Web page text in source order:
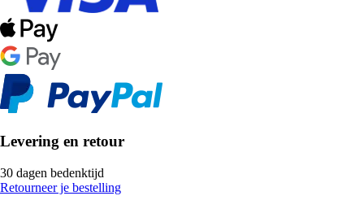
Levering en retour
30 dagen bedenktijd
Retourneer je bestelling